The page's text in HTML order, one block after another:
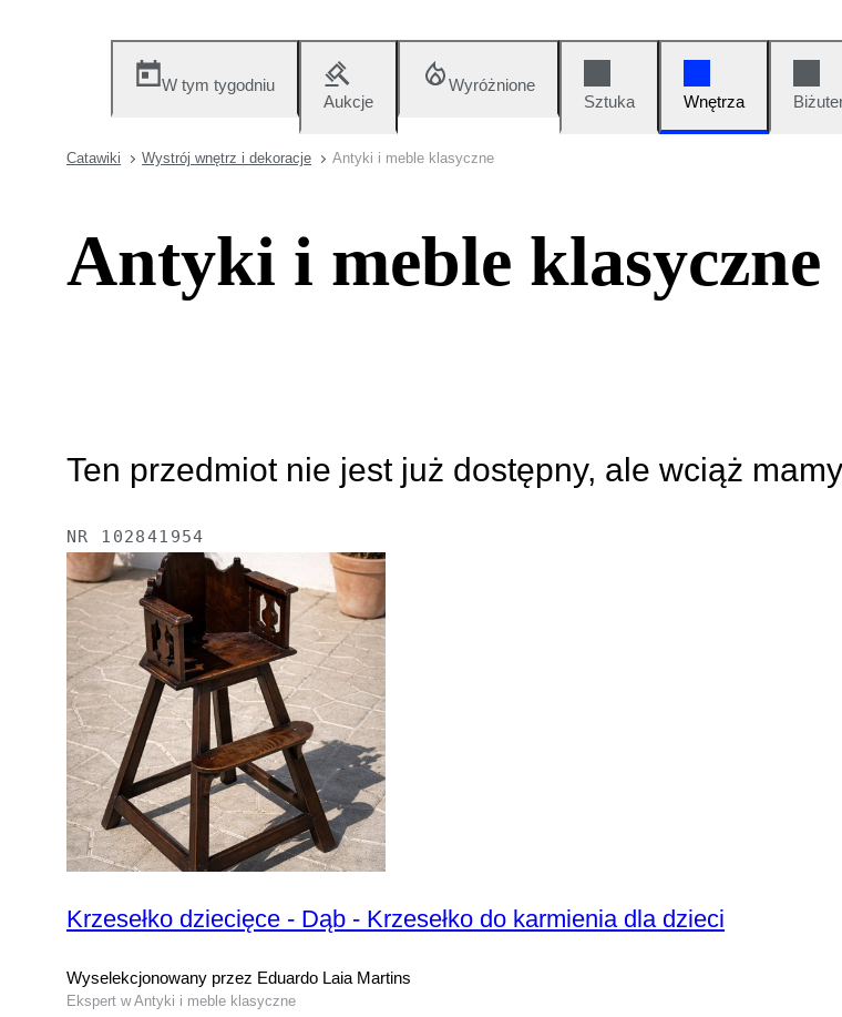
W tym tygodniu
Aukcje
Wyróżnione
Sztuka
Wnętrza
Catawiki Wystrój wnętrz i dekoracje Antyki i meble klasyczne
Antyki i meble klasyczne
Ten przedmiot nie jest już dostępny, ale wciąż
NR 102841954
Krzesełko dziecięce - Dąb - Krzesełko do karmienia dla dzieci
Wyselekcjonowany przez Eduardo Laia Martins
Ekspert w Antyki i meble klasyczne